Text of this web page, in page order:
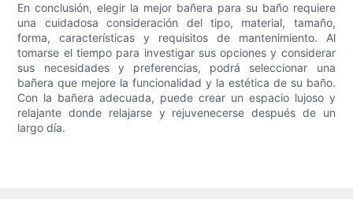
En conclusión, elegir la mejor bañera para su baño requiere
una cuidadosa consideración del tipo, material, tamaño,
forma, características y requisitos de mantenimiento. Al
tomarse el tiempo para investigar sus opciones y considerar
sus necesidades y preferencias, podrá seleccionar una
bañera que mejore la funcionalidad y la estética de su baño.
Con la bañera adecuada, puede crear un espacio lujoso y
relajante donde relajarse y rejuvenecerse después de un
largo día.